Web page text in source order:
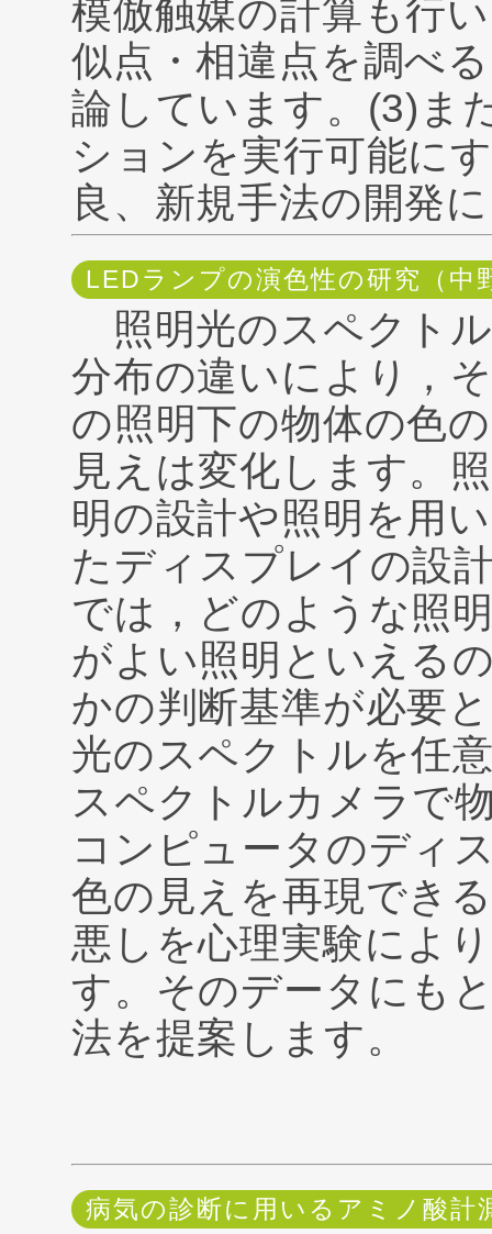
模倣触媒の計算も行
似点・相違点を調べ
論しています。(3)ま
ションを実行可能に
良、新規手法の開発
LEDランプの演色性の研究（中
照明光のスペクトル
分布の違いにより，そ
の照明下の物体の色の
見えは変化します。照
明の設計や照明を用い
たディスプレイの設
では，どのような照
がよい照明といえる
かの判断基準が必要
光のスペクトルを任
スペクトルカメラで
コンピュータのディ
色の見えを再現でき
悪しを心理実験によ
す。そのデータにも
法を提案します。
病気の診断に用いるアミノ酸計